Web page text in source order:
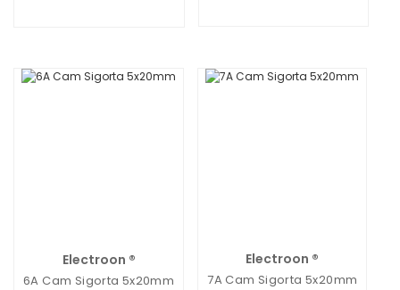
Electroon ®
6A Cam Sigorta 5x20mm
Electroon ®
7A Cam Sigorta 5x20mm